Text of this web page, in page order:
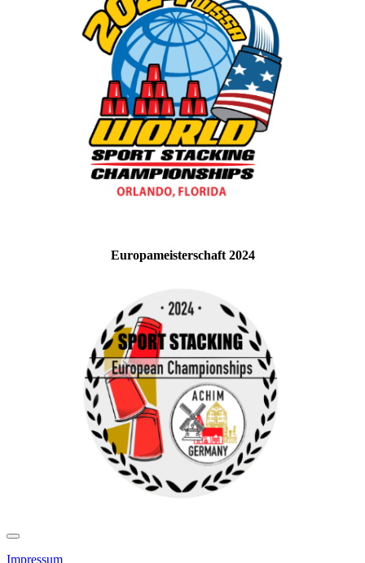
Europameisterschaft 2024
Impressum